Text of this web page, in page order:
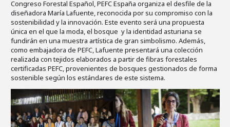
Congreso Forestal Español, PEFC España organiza el desfile de la
diseñadora María Lafuente, reconocida por su compromiso con la
sostenibilidad y la innovación. Este evento será una propuesta
única en el que la moda, el bosque y la identidad asturiana se
fundirán en una muestra artística de gran simbolismo. Además,
como embajadora de PEFC, Lafuente presentará una colección
realizada con tejidos elaborados a partir de fibras forestales
certificadas PEFC, provenientes de bosques gestionados de forma
sostenible según los estándares de este sistema.